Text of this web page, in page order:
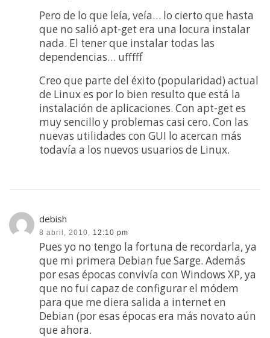
Pero de lo que leía, veía… lo cierto que hasta
que no salió apt-get era una locura instalar
nada. El tener que instalar todas las
dependencias… ufffff
Creo que parte del éxito (popularidad) actual
de Linux es por lo bien resulto que está la
instalación de aplicaciones. Con apt-get es
muy sencillo y problemas casi cero. Con las
nuevas utilidades con GUI lo acercan más
todavía a los nuevos usuarios de Linux.
debish
8 abril, 2010, 12:10 pm
Pues yo no tengo la fortuna de recordarla, ya
que mi primera Debian fue Sarge. Además
por esas épocas convivía con Windows XP, ya
que no fui capaz de configurar el módem
para que me diera salida a internet en
Debian (por esas épocas era más novato aún
que ahora.